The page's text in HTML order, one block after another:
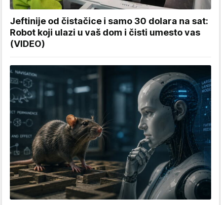
Jeftinije od čistačice i samo 30 dolara na sat:
Robot koji ulazi u vaš dom i čisti umesto vas
(VIDEO)